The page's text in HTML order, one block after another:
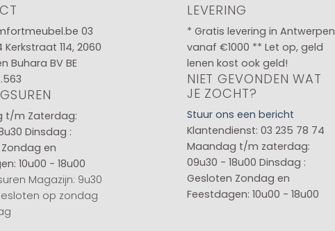
03
Kerkstraat 114, 2060
Buhara BV BE
t/m Zaterdag:
Dinsdag :
Zondag en
10u00 - 18u00
Magazijn: 9u30
op zondag
LEVERING
* Gratis levering in Antwerpen
vanaf €1000 ** Let op, geld
lenen kost ook geld!
NIET GEVONDEN WAT
JE ZOCHT?
Stuur ons een bericht
Klantendienst: 03 235 78 74
Maandag t/m zaterdag:
09u30 - 18u00 Dinsdag :
Gesloten Zondag en
Feestdagen: 10u00 - 18u00